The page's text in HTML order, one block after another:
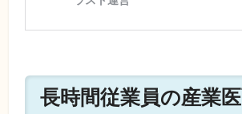
長時間従業員の産業